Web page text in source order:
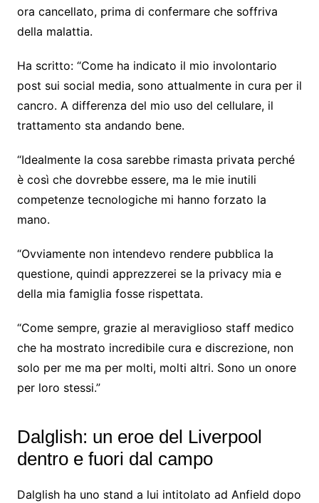
ora cancellato, prima di confermare che soffriva
della malattia.
Ha scritto: “Come ha indicato il mio involontario
post sui social media, sono attualmente in cura per il
cancro. A differenza del mio uso del cellulare, il
trattamento sta andando bene.
“Idealmente la cosa sarebbe rimasta privata perché
è così che dovrebbe essere, ma le mie inutili
competenze tecnologiche mi hanno forzato la
mano.
“Ovviamente non intendevo rendere pubblica la
questione, quindi apprezzerei se la privacy mia e
della mia famiglia fosse rispettata.
“Come sempre, grazie al meraviglioso staff medico
che ha mostrato incredibile cura e discrezione, non
solo per me ma per molti, molti altri. Sono un onore
per loro stessi.”
Dalglish: un eroe del Liverpool
dentro e fuori dal campo
Dalglish ha uno stand a lui intitolato ad Anfield dopo